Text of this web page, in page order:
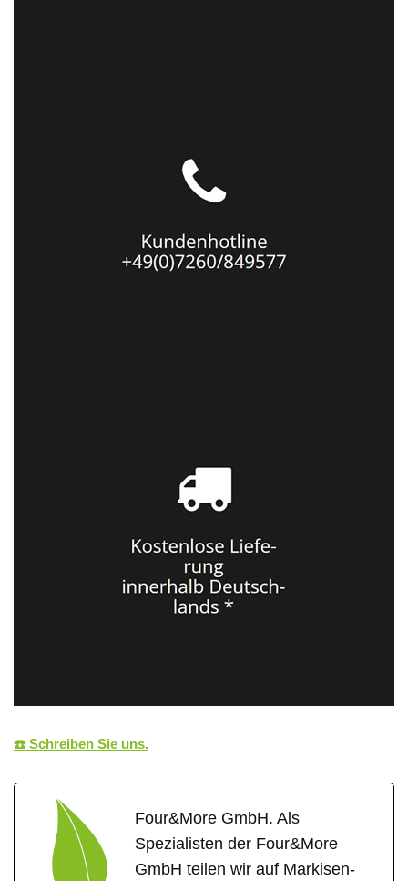
☎️ Schreiben Sie uns.
Four&More GmbH. Als
Spezialisten der Four&More
GmbH teilen wir auf Markisen-